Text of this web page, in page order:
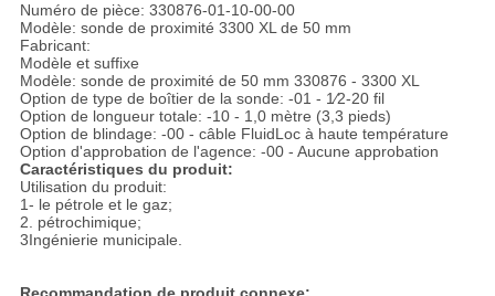
Numéro de pièce: 330876-01-10-00-00
Modèle: sonde de proximité 3300 XL de 50 mm
Fabricant:
Modèle et suffixe
Modèle: sonde de proximité de 50 mm 330876 - 3300 XL
Option de type de boîtier de la sonde: -01 - 1⁄2-20 fil
Option de longueur totale: -10 - 1,0 mètre (3,3 pieds)
Option de blindage: -00 - câble FluidLoc à haute température
Option d'approbation de l'agence: -00 - Aucune approbation
Caractéristiques du produit:
Utilisation du produit:
1- le pétrole et le gaz;
2. pétrochimique;
3Ingénierie municipale.